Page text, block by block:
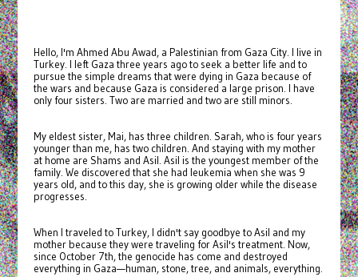
Hello, I'm Ahmed Abu Awad, a Palestinian from Gaza City. I live in
Turkey. I left Gaza three years ago to seek a better life and to
pursue the simple dreams that were dying in Gaza because of
the wars and because Gaza is considered a large prison. I have
only four sisters. Two are married and two are still minors.
My eldest sister, Mai, has three children. Sarah, who is four years
younger than me, has two children. And staying with my mother
at home are Shams and Asil. Asil is the youngest member of the
family. We discovered that she had leukemia when she was 9
years old, and to this day, she is growing older while the disease
progresses.
When I traveled to Turkey, I didn't say goodbye to Asil and my
mother because they were traveling for Asil's treatment. Now,
since October 7th, the genocide has come and destroyed
everything in Gaza—human, stone, tree, and animals, everything.